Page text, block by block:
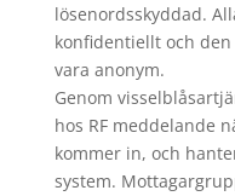
lösenordsskyddad.
konfidentiellt och
vara anonym.
Genom
hos RF meddelande
kommer in, och
system.